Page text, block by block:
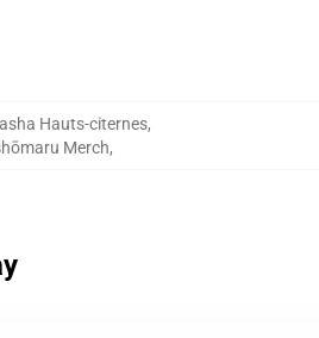
Hauts-citernes,
Merch,